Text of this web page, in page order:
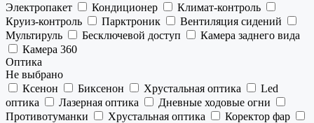
Электропакет
Кондиционер
Климат-контроль
Круиз-контроль
Парктроник
Вентиляция сидений
Мультируль
Бесключевой доступ
Камера заднего вида
Камера 360
Оптика
Не выбрано
Ксенон
Биксенон Хрустальная оптика
Led
оптика
Лазерная оптика
Дневные ходовые огни
Противотуманки
Хрустальная оптика
Коректор фар